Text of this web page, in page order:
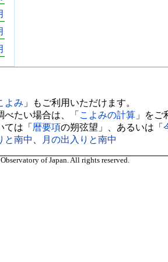
よみ 」もご利用いただけます。
たい場合は、「 こよみの計算 」をご
は「 暦要項の朔弦望」、あるいは「
と南中 月の出入りと南中
of Japan. All rights reserved.